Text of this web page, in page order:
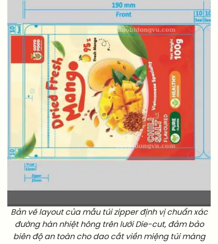
Bản vẽ layout của mẫu túi zipper định vị chuẩn xác
đường hàn nhiệt hông trên lưới Die-cut, đảm bảo
biên độ an toàn cho dao cắt viền miệng túi màng